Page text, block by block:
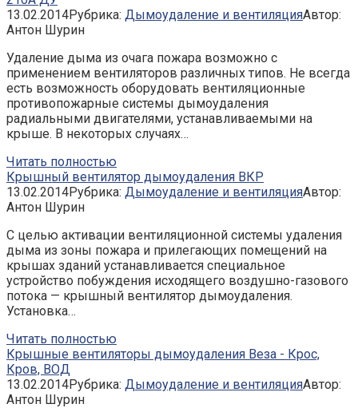
13.02.2014Рубрика: Дымоудаление и вентиляцияАвтор:
Антон Шурин
Удаление дыма из очага пожара возможно с
применением вентиляторов различных типов. Не всегда
есть возможность оборудовать вентиляционные
противопожарные системы дымоудаления
радиальными двигателями, устанавливаемыми на
крыше. В некоторых случаях…
Читать полностью
Крышный вентилятор дымоудаления ВКР
13.02.2014Рубрика: Дымоудаление и вентиляцияАвтор:
Антон Шурин
С целью активации вентиляционной системы удаления
дыма из зоны пожара и прилегающих помещений на
крышах зданий устанавливается специальное
устройство побуждения исходящего воздушно-газового
потока — крышный вентилятор дымоудаления.
Установка…
Читать полностью
Крышные вентиляторы дымоудаления Веза - Крос,
Кров, ВОД
13.02.2014Рубрика: Дымоудаление и вентиляцияАвтор:
Антон Шурин